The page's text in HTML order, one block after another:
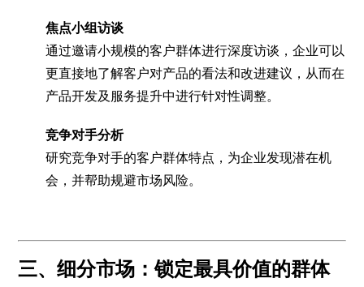
焦点小组访谈
通过邀请小规模的客户群体进行深度访谈，企业可以
更直接地了解客户对产品的看法和改进建议，从而在
产品开发及服务提升中进行针对性调整。
竞争对手分析
研究竞争对手的客户群体特点，为企业发现潜在机
会，并帮助规避市场风险。
三、细分市场：锁定最具价值的群体